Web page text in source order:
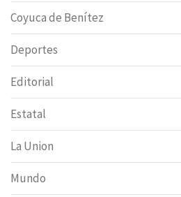
Coyuca de Benítez
Deportes
Editorial
Estatal
La Union
Mundo